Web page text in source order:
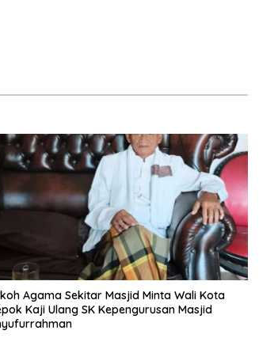
Agama Sekitar Masjid Minta Wali Kota
Kaji Ulang SK Kepengurusan Masjid